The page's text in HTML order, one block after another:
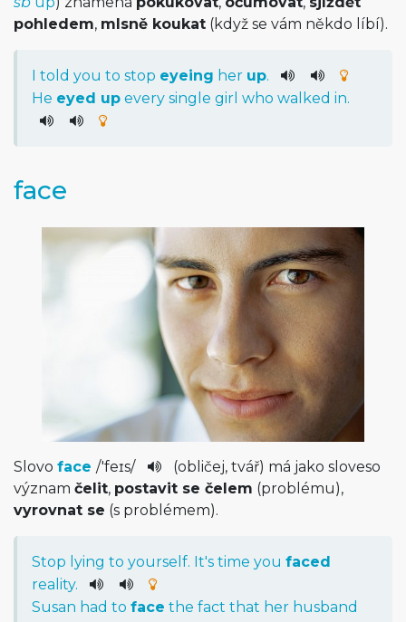
pohledem, mlsně koukat (když se vám někdo líbí).
told you to stop eyeing her up.
He eyed up every single girl who walked in.
face
Slovo face /'feɪs/
(obličej, tvář) má jako sloveso
význam čelit, postavit se čelem (problému),
vyrovnat se (s problémem).
Stop lying to yourself. It's time you faced
reality.
Susan had to face the fact that her husband